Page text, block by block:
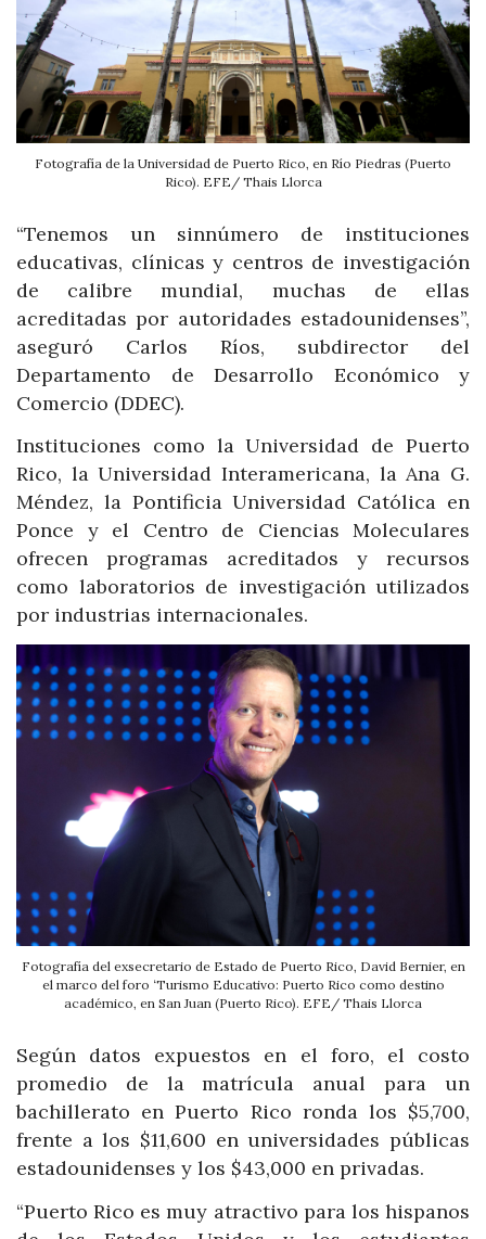
Fotografía de la Universidad de Puerto Rico, en Río Piedras (Puerto
Rico). EFE/ Thais Llorca
“Tenemos un sinnúmero de instituciones
educativas, clínicas y centros de investigación
de calibre mundial, muchas de ellas
acreditadas por autoridades estadounidenses”,
aseguró Carlos Ríos, subdirector del
Departamento de Desarrollo Económico y
Comercio (DDEC).
Instituciones como la Universidad de Puerto
Rico, la Universidad Interamericana, la Ana G.
Méndez, la Pontificia Universidad Católica en
Ponce y el Centro de Ciencias Moleculares
ofrecen programas acreditados y recursos
como laboratorios de investigación utilizados
por industrias internacionales.
Fotografía del exsecretario de Estado de Puerto Rico, David Bernier, en
el marco del foro ‘Turismo Educativo: Puerto Rico como destino
académico, en San Juan (Puerto Rico). EFE/ Thais Llorca
Según datos expuestos en el foro, el costo
promedio de la matrícula anual para un
bachillerato en Puerto Rico ronda los $5,700,
frente a los $11,600 en universidades públicas
estadounidenses y los $43,000 en privadas.
“Puerto Rico es muy atractivo para los hispanos